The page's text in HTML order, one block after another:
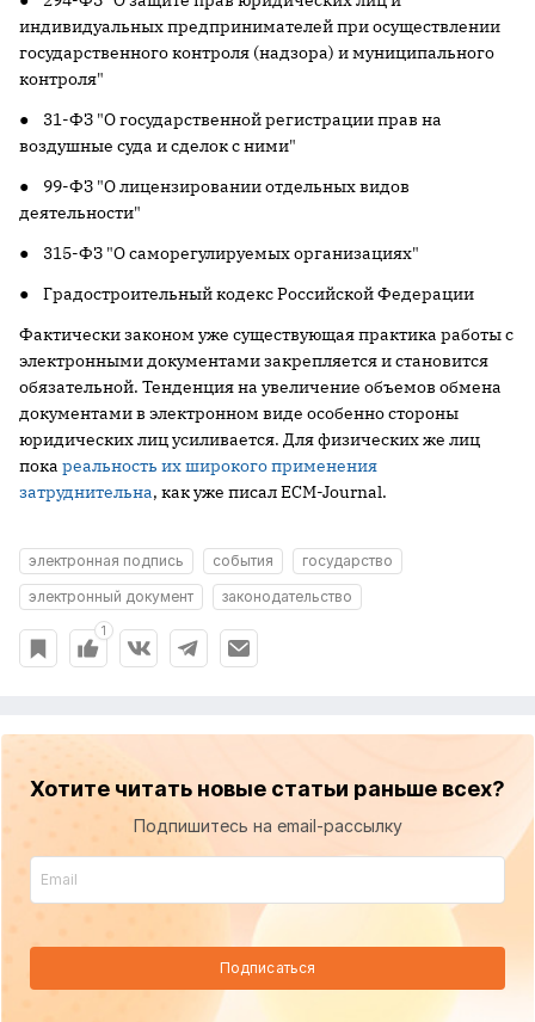
индивидуальных предпринимателей при осуществлении
государственного контроля (надзора) и муниципального
контроля"
● 31-ФЗ "О государственной регистрации прав на
воздушные суда и сделок с ними"
● 99-ФЗ "О лицензировании отдельных видов
деятельности"
● 315-ФЗ "О саморегулируемых организациях"
● Градостроительный кодекс Российской Федерации
Фактически законом уже существующая практика работы с
электронными документами закрепляется и становится
обязательной. Тенденция на увеличение объемов обмена
документами в электронном виде особенно стороны
юридических лиц усиливается. Для физических же лиц
пока реальность их широкого применения
затруднительна, как уже писал ECM-Journal.
электронная подпись события
государство
электронный документ
законодательство
1
Хотите читать новые статьи раньше всех?
Подпишитесь на email-рассылку
Подписаться